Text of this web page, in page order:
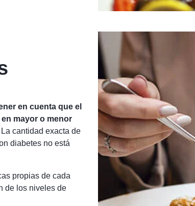
en cuenta que el
mayor o menor
La cantidad exacta de
diabetes no está
propias de cada
de los niveles de